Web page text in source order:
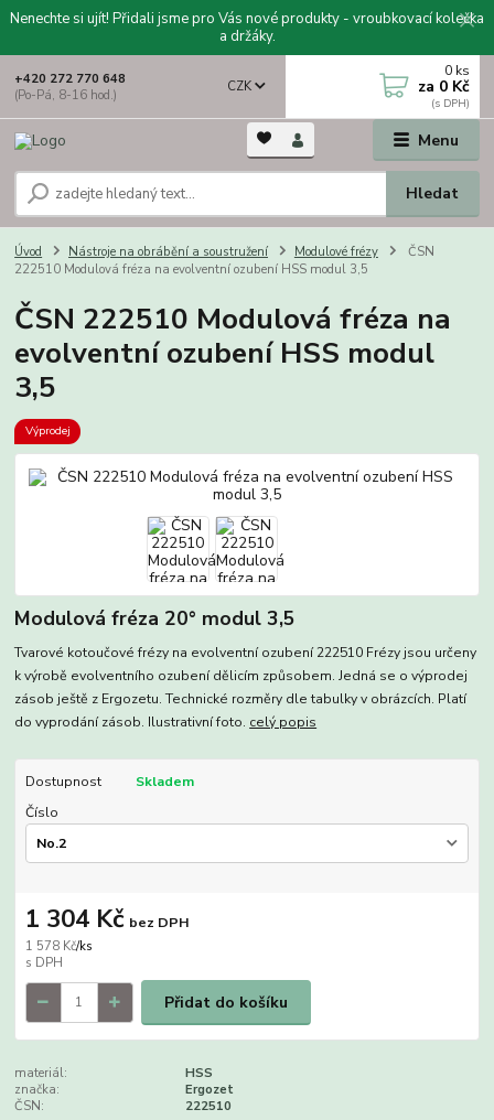
Nenechte si ujít! Přidali jsme pro Vás nové produkty - vroubkovací kolečka
a držáky.
Menu
CZK
Hledat
+420 272 770 648
(Po-Pá, 8-16 hod.)
0 ks
za 0 Kč
Úvod Nástroje na obrábění a soustružení Modulové frézy
ČSN
222510 Modulová fréza na evolventní ozubení HSS modul 3,5
ČSN 222510 Modulová fréza na
evolventní ozubení HSS modul
3,5
Výprodej
Modulová fréza 20° modul 3,5
Tvarové kotoučové frézy na evolventní ozubení 222510 Frézy jsou určeny
k výrobě evolventního ozubení dělicím způsobem. Jedná se o výprodej
zásob ještě z Ergozetu. Technické rozměry dle tabulky v obrázcích. Platí
do vyprodání zásob. Ilustrativní foto. celý popis
Dostupnost
Skladem
Číslo
1 578 Kč/ks
1 304 Kč bez DPH
Přidat do košíku
materiál:
HSS
značka:
Ergozet
ČSN:
222510